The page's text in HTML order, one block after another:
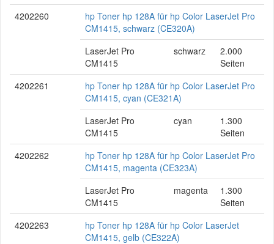
4202260
hp Toner hp 128A für hp Color LaserJet Pro
CM1415, schwarz (CE320A)
LaserJet Pro
CM1415
schwarz
2.000
Seiten
4202261
hp Toner hp 128A für hp Color LaserJet Pro
CM1415, cyan (CE321A)
LaserJet Pro
CM1415
cyan
1.300
Seiten
4202262
hp Toner hp 128A für hp Color LaserJet Pro
CM1415, magenta (CE323A)
LaserJet Pro
CM1415
magenta
1.300
Seiten
4202263
hp Toner hp 128A für hp Color LaserJet
CM1415, gelb (CE322A)